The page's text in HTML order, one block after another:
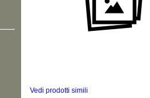
Vedi prodotti simili